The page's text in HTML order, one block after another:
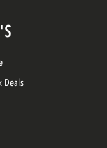
Deals